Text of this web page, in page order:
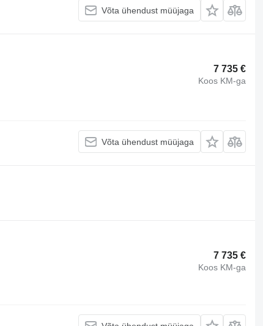
Võta ühendust müüjaga
7 735 €
Koos KM-ga
Võta ühendust müüjaga
7 735 €
Koos KM-ga